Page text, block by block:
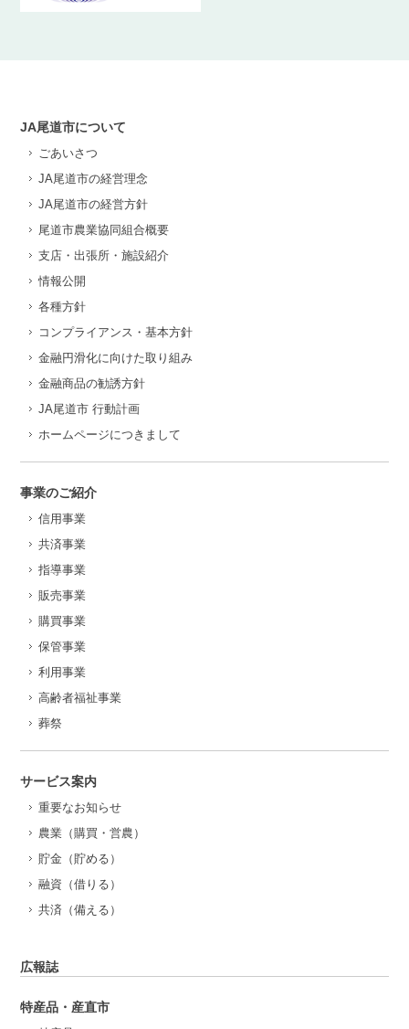
JA尾道市について
ごあいさつ
JA尾道市の経営理念
JA尾道市の経営方針
尾道市農業協同組合概要
支店・出張所・施設紹介
情報公開
各種方針
コンプライアンス・基本方針
金融円滑化に向けた取り組み
金融商品の勧誘方針
JA尾道市 行動計画
ホームページにつきまして
事業のご紹介
信用事業
共済事業
指導事業
販売事業
購買事業
保管事業
利用事業
高齢者福祉事業
葬祭
サービス案内
重要なお知らせ
農業（購買・営農）
貯金（貯める）
融資（借りる）
共済（備える）
広報誌
特産品・産直市